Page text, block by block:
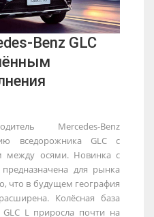
Benz GLC
Mercedes-Benz
вседорожника GLC с
между осями. Новинка с
для рынка
что в будущем география
Колёсная база
GLC L приросла почти на